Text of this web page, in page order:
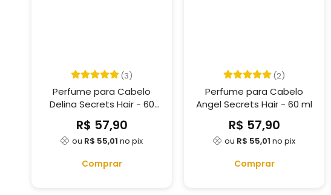
(3)
Perfume para Cabelo
Delina Secrets Hair - 60
R$ 57,90
ou R$ 55,01 no pix
Comprar
(2)
Perfume para Cabelo
Angel Secrets Hair - 60 ml
R$ 57,90
ou R$ 55,01 no pix
Comprar